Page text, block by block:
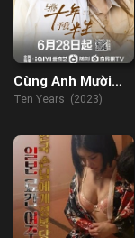
Cùng Anh Mười
Năm, Trao Em
Ten Years (2023)